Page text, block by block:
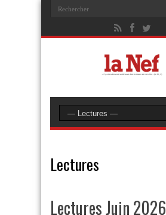
Lectures
Lectures Juin 2026